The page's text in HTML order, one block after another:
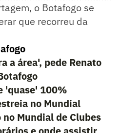
o Botafogo se
que recorreu da
a área', pede Renato
'quase' 100%
no Mundial
Mundial de Clubes